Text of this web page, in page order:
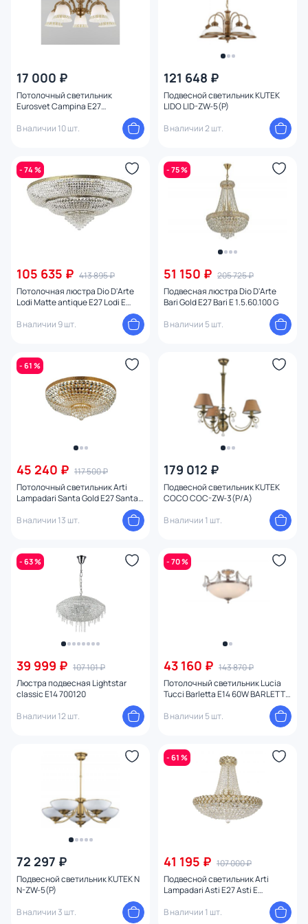
17 000 ₽
Потолочный светильник
Eurosvet Campina E27
В наличии 10 шт.
121 648 ₽
Подвесной светильник KUTEK
LIDO LID-ZW-5(P)
В наличии 2 шт.
- 74 %
105 635 ₽ 413 895 ₽
Потолочная люстра Dio D'Arte
Lodi Matte antique E27 Lodi E
В наличии 9 шт.
- 75 %
51 150 ₽ 205 725 ₽
Подвесная люстра Dio D'Arte
Bari Gold E27 Bari E 1.5.60.100 G
В наличии 5 шт.
- 61 %
45 240 ₽ 117 500 ₽
Потолочный светильник Arti
Lampadari Santa Gold E27 Santa E
В наличии 13 шт.
179 012 ₽
Подвесной светильник KUTEK
COCO COC-ZW-3(P/A)
В наличии 1 шт.
- 63 %
39 999 ₽ 107 101 ₽
Люстра подвесная Lightstar
classic E14 700120
В наличии 12 шт.
- 70 %
43 160 ₽ 143 870 ₽
Потолочный светильник Lucia
Tucci Barletta E14 60W BARLETTA
В наличии 5 шт.
72 297 ₽
Подвесной светильник KUTEK N
N-ZW-5(P)
В наличии 3 шт.
- 61 %
41 195 ₽ 107 000 ₽
Подвесной светильник Arti
Lampadari Asti E27 Asti E
В наличии 1 шт.
Способ крепления
Конструкция
Мощность ламп